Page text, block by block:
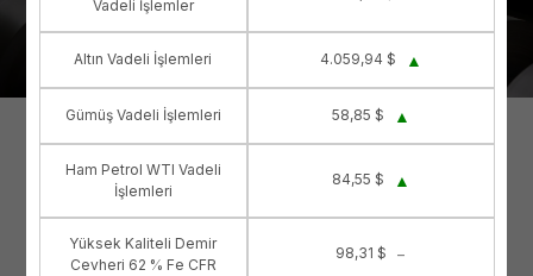
Anasayfa
Teknik Bilgiler
Sanayi Borusu Birim Ağırlıkları Tablosu
HIZLI MENÜ